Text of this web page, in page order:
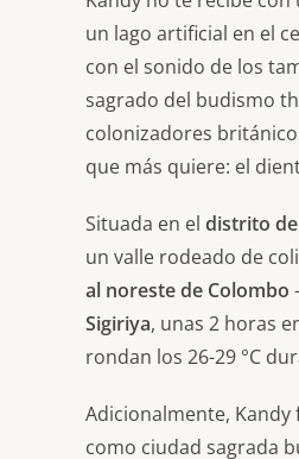
un lago artificial en el
con el sonido de los
sagrado del budismo
colonizadores
que más quiere: el
Situada en el distrito
un valle rodeado de
al noreste de Colombo
Sigiriya, unas 2 horas
rondan los 26-29 °C
Adicionalmente, Kandy
como ciudad sagrada